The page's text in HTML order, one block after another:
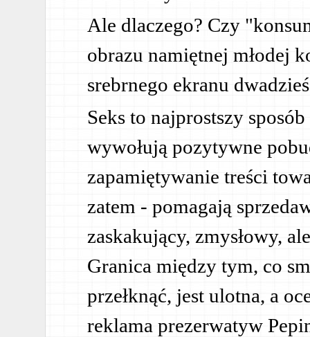
Ale dlaczego? Czy
obrazu namiętnej młodej
srebrnego ekranu
Seks to najprostszy
wywołują pozytywne
zapamiętywanie treści
zatem - pomagają
zaskakujący, zmysłowy,
Granica między tym, co
przełknąć, jest ulotna, a
reklama prezerwatyw